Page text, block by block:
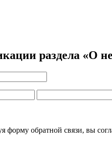
раздела «О
форму обратной связи, вы